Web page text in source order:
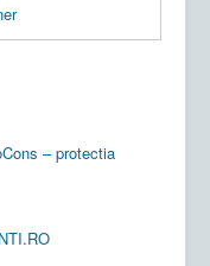
– protectia